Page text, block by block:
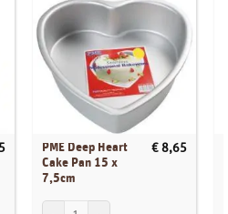
1 kg aantal
PME Deep Heart
Cake Pan 15 x
7,5cm
€ 8,65
PME Deep Heart Cake Pan 15 x 7,5cm